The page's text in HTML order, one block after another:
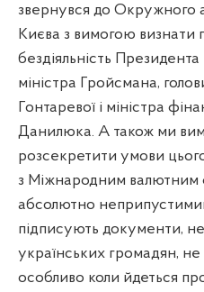
звернувся до Окружного
Києва з вимогою визнати
бездіяльність
міністра Гройсмана,
Гонтаревої і міністра
Данилюка. А також ми
розсекретити умови
з Міжнародним
абсолютно
підписують документи,
українських громадян,
особливо коли йдеться